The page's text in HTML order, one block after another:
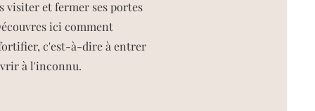
visiter et fermer ses portes
ici comment
c'est-à-dire à entrer
à l'inconnu.